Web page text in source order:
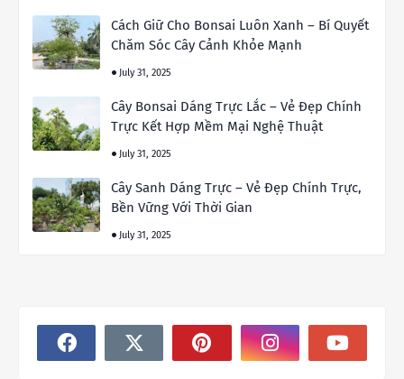
Cách Giữ Cho Bonsai Luôn Xanh – Bí Quyết
Chăm Sóc Cây Cảnh Khỏe Mạnh
July 31, 2025
Cây Bonsai Dáng Trực Lắc – Vẻ Đẹp Chính
Trực Kết Hợp Mềm Mại Nghệ Thuật
July 31, 2025
Cây Sanh Dáng Trực – Vẻ Đẹp Chính Trực,
Bền Vững Với Thời Gian
July 31, 2025